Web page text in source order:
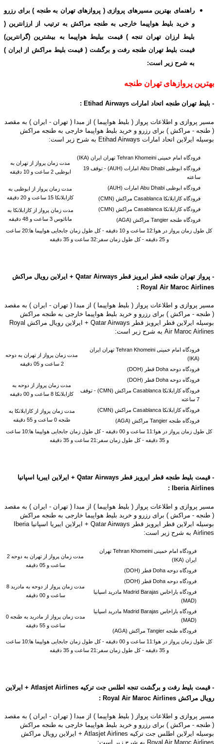
راهنمای بهترین مسیرهای پروازی ( پروازهای تهران به طنجه ) برای رزرو
و خرید بلیط هواپیما خارجی به طنجه مراکش به ترتیب از ارزانترین (
بلیط ارزان تهران تنجه ) قیمت بیلیط هواپیما به بیشترین (گرانترین)
قیمت بلیط تهران طنجه رفت و برگشت ( قیمت بلیط مراکش از ایران )
به شرح زیر است:
بهترین پروازهای تهران طنجه
- بلیط تهران طنجه اتحاد امارات Etihad Airways
:
مسیر پروازی و اطلاعات پرواز ( بلیط هواپیما ) از مبدا ( تهران - ایران ) به مقصد
( طنجه - مراکش ) برای رزرو و خرید بلیط هواپیما خارجی به طنجه مراکش
بوسیله ایرلاین اتحاد امارات Etihad Airways به شرح زیر است:
فرودگاه امام خمینی Tehran Khomeini تهران ایران (IKA)
مدت زمان پرواز از تهران به
ابوظبی 2 ساعت و 10 دقیقه
فرودگاه ابوظبی Abu Dhabi امارات (AUH) -
توقف 19
ساعته
فرودگاه ابوظبی Abu Dhabi امارات (AUH)
مدت زمان پرواز از ابوظبی به
کازابلانکا 15 ساعت و 20 دقیقه
فرودگاه کازابلانکا Casablanca مراکش (CMN)
فرودگاه کازابلانکا Casablanca مراکش (CMN)
مدت زمان پرواز از کازابلانکا به
مانائوس 3 ساعت و 48 دقیقه
فرودگاه طنجه Tangier مراکش (AGA)
کل طول زمان پرواز در هوا:12 ساعت و 10 دقیقه - کل طول زمان جابجایی هواپیما ها:20 ساعت
و 25 دقیقه - کل طول زمان سفر:32 ساعت و 35 دقیقه
- پرواز تهران طنجه قطر ایرویز قطر Qatar Airways +
ایرلاین رویال مراکش
Royal Air Maroc Airlines
:
مسیر پروازی و اطلاعات پرواز ( بلیط هواپیما ) از مبدا ( تهران - ایران ) به مقصد
( طنجه - مراکش ) برای رزرو و خرید بلیط هواپیما خارجی به طنجه مراکش
بوسیله ایرلاین قطر ایرویز قطر Qatar Airways +
ایرلاین رویال مراکش Royal
Air Maroc Airlines به شرح زیر است:
فرودگاه امام خمینی Tehran Khomeini تهران ایران
(IKA)
مدت زمان پرواز از تهران به دوحه
2 ساعت و 05 دقیقه
فرودگاه دوحه Doha قطر (DOH)
فرودگاه دوحه Doha قطر (DOH)
مدت زمان پرواز از دوحه به
کازابلانکا 8 ساعت و 00 دقیقه
فرودگاه کازابلانکا Casablanca مراکش (CMN) -
توقف
7 ساعته
فرودگاه کازابلانکا Casablanca مراکش (CMN)
مدت زمان پرواز ازکازابلانکا به
طنجه 0 ساعت و 55 دقیقه
فرودگاه طنجه Tangier مراکش (AGA)
کل طول زمان پرواز در هوا:11 ساعت و 00 دقیقه - کل طول زمان جابجایی هواپیما ها:10 ساعت
و 35 دقیقه - کل طول زمان سفر:21 ساعت و 35 دقیقه
- قیمت بلیط طنجه قطر ایرویز قطر Qatar Airways +
ایرلاین ایبریا اسپانیا
IberiaAirlines
:
مسیر پروازی و اطلاعات پرواز ( بلیط هواپیما ) از مبدا ( تهران - ایران ) به مقصد
( طنجه - مراکش ) برای رزرو و خرید بلیط هواپیما خارجی به طنجه مراکش
بوسیله ایرلاین قطر ایرویز قطر Qatar Airways +
ایرلاین ایبریا اسپانیا Iberia
Airlines به شرح زیر است:
فرودگاه امام خمینی Tehran Khomeini تهران
ایران (IKA)
مدت زمان پرواز از تهران به دوحه 2
ساعت و 05 دقیقه
فرودگاه دوحه Doha قطر (DOH)
فرودگاه دوحه Doha قطر (DOH)
مدت زمان پرواز از دوحه به
مادرید 8
ساعت و 00 دقیقه
فرودگاه باراخاس Madrid Barajas مادرید اسپانیا
(MAD)
فرودگاه باراخاس Madrid Barajas مادرید اسپانیا
(MAD)
مدت زمان پرواز از مادرید به
طنجه 0
ساعت و 55 دقیقه
فرودگاه طنجه Tangier مراکش (AGA)
کل طول زمان پرواز در هوا:11 ساعت و 00 دقیقه - کل طول زمان جابجایی هواپیما ها:10 ساعت
و 35 دقیقه - کل طول زمان سفر:21 ساعت و 35 دقیقه
-
قیمت بلیط رفت و برگشت تنجه اطلس جت ترکیه Atlasjet Airlines + ایرلاین
رویال مراکش
Royal Air Maroc Airlines
:
مسیر پروازی و اطلاعات پرواز ( بلیط هواپیما ) از مبدا ( تهران - ایران ) به مقصد
( طنجه - مراکش ) برای رزرو و خرید بلیط هواپیما خارجی به طنجه مراکش
بوسیله
ایرلاین اطلس جت ترکیه Atlasjet Airlines + ایرلاین رویال مراکش
Royal Air Maroc Airlines به شرح زیر است: